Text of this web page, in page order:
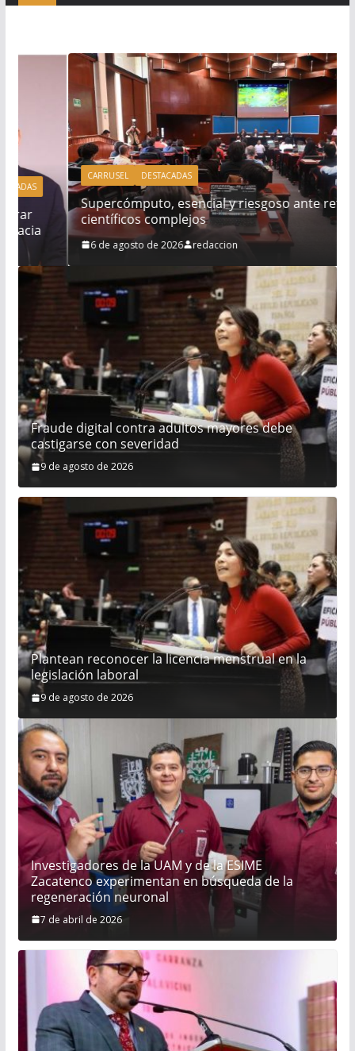
CARRUSEL DESTACADAS
Supercómputo, esencial y riesgoso ante retos
científicos complejos
6 de agosto de 2026 redaccion
Fraude digital contra adultos mayores debe
castigarse con severidad
9 de agosto de 2026
Plantean reconocer la licencia menstrual en la
legislación laboral
9 de agosto de 2026
Investigadores de la UAM y de la ESIME
Zacatenco experimentan en búsqueda de la
regeneración neuronal
7 de abril de 2026